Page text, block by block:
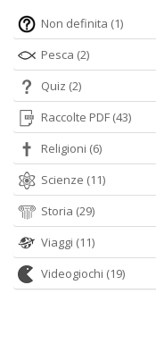
Non definita (1)
Pesca (2)
Quiz (2)
Raccolte PDF (43)
Religioni (6)
Scienze (11)
Storia (29)
Viaggi (11)
Videogiochi (19)